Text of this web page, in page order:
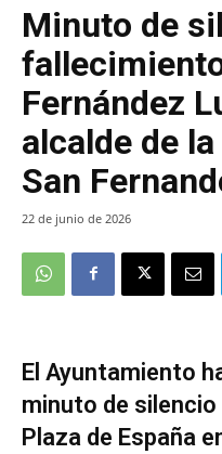
Minuto de
Fernández
alcalde de
San
22 de junio de 2026
El Ayuntamiento
minuto de
Plaza de España